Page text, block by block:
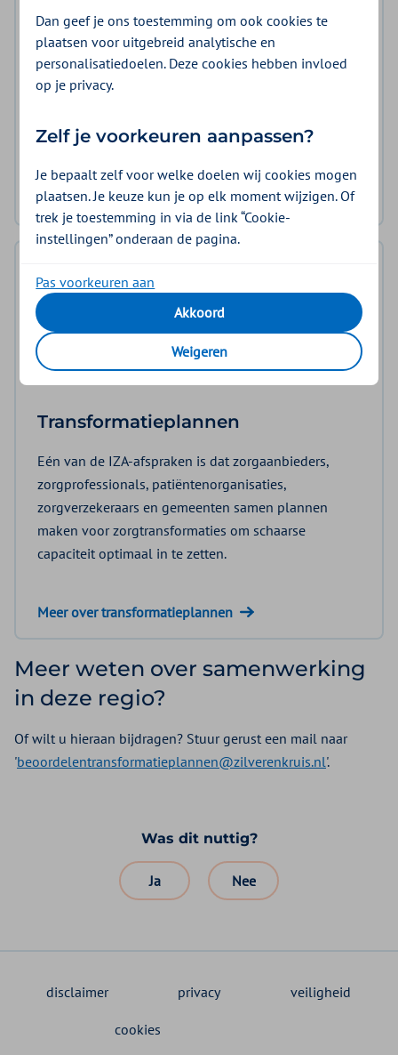
Samen met zorgverleners, zorg- en
welzijnsorganisaties, inwoners en gemeenten
hebben we de belangrijkste uitdagingen voor de
regio Zaanstreek/Waterland in beeld gebracht. Op
op.
Bekijk het regiobeeld en regioplan
Transformatieplannen
Eén van de IZA-afspraken is dat zorgaanbieders,
zorgprofessionals, patiëntenorganisaties,
zorgverzekeraars en gemeenten samen plannen
maken voor zorgtransformaties om schaarse
capaciteit optimaal in te zetten.
Meer over transformatieplannen
Meer weten over samenwerking
in deze regio?
Of wilt u hieraan bijdragen? Stuur gerust een mail naar
'beoordelentransformatieplannen@zilverenkruis.nl'.
Was dit nuttig?
Ja Nee
disclaimer privacy veiligheid
cookies
Dan geef je ons toestemming om ook cookies te
plaatsen voor uitgebreid analytische en
personalisatiedoelen. Deze cookies hebben invloed
op je privacy.
Zelf je voorkeuren aanpassen?
Je bepaalt zelf voor welke doelen wij cookies mogen
plaatsen. Je keuze kun je op elk moment wijzigen. Of
trek je toestemming in via de link “Cookie-
instellingen” onderaan de pagina.
Pas voorkeuren aan
Akkoord
Weigeren